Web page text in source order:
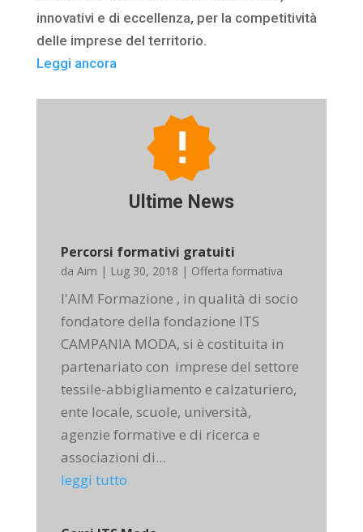
innovativi e di eccellenza, per la competitività
delle imprese del territorio.
Leggi ancora
Ultime News
Percorsi formativi gratuiti
da Aim | Lug 30, 2018 | Offerta formativa
l'AIM Formazione , in qualità di socio
fondatore della fondazione ITS
CAMPANIA MODA, si è costituita in
partenariato con imprese del settore
tessile-abbigliamento e calzaturiero,
ente locale, scuole, università,
agenzie formative e di ricerca e
associazioni di...
leggi tutto